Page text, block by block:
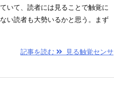
いて、読者には見ることで触覚に
い読者も大勢いるかと思う。まず
記事を読む 見る触覚センサ